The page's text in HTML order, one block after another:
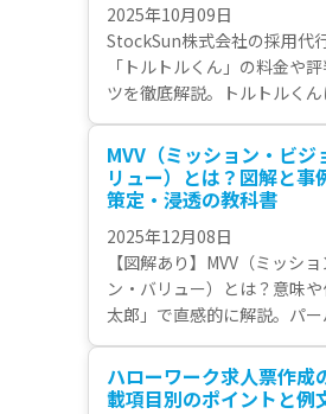
す。
2025年10月09日
StockSun株式会社の採用代
「トルトルくん」の料金や
ツを徹底解説。トルトルく
からの低価格で利用でき、
リーランス人材による13種類
を提供。コストパフォーマン
中小企業・スタートアップに
MVV（ミッション・ビジ
リュー）とは？図解と事
策定・浸透の教科書
2025年12月08日
【図解あり】MVV（ミッシ
ン・バリュー）とは？意味
太郎」で直感的に解説。パ
的な違いや、ポスター貼り
「人事評価への浸透策」まで
手順を完全網羅。トヨタ・メ
ハローワーク求人票作成
載項目別のポイントと例